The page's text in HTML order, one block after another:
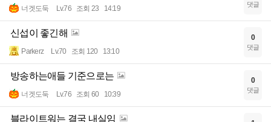
너겟도둑 Lv.76 조회 23 14:19 댓글
신섭이 좋긴해
Parkerz Lv.70 조회 120 13:10
0
댓글
방송하는애들 기준으로는
너겟도둑 Lv.76 조회 60 10:39
0
댓글
블라이트워는 결국 내실임